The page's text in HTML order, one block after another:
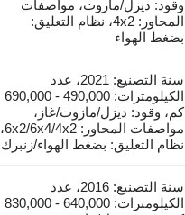
وقود: ديزل/مازوت، مواصفات
المحاور: 4x2، نظام التعليق:
بضغط الهواء
سنة التصنيع: 2021، عدد
الكيلومترات: 490,000 - 690,000
كم، وقود: ديزل/مازوت/غاز،
مواصفات المحاور: 6x2/6x4/4x2،
نظام التعليق: بضغط الهواء/زنبرك
سنة التصنيع: 2016، عدد
الكيلومترات: 640,000 - 830,000